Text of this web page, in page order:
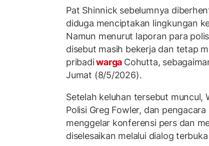
Pat Shinnick sebelumnya
diduga menciptakan lingkungan
Namun menurut laporan para
disebut masih bekerja dan tetap
pribadiwarga Cohutta,
Jumat (8/5/2026).
Setelah keluhan tersebut muncul,
Polisi Greg Fowler, dan
menggelar konferensi pers dan
diselesaikan melalui dialog